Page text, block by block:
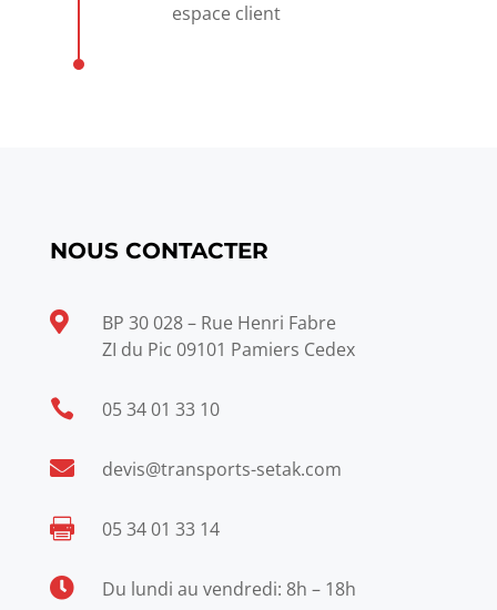
espace client
NOUS CONTACTER

BP 30 028 – Rue Henri Fabre
ZI du Pic 09101 Pamiers Cedex
 05 34 01 33 10
 devis@transports-setak.com
 05 34 01 33 14
 Du lundi au vendredi: 8h – 18h